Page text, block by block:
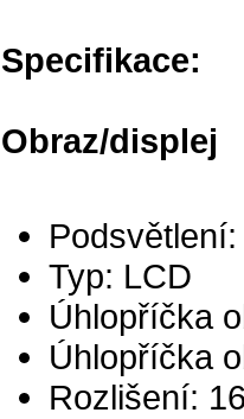
Specifikace:
Obraz/displej
Podsvětlení:
Typ: LCD
Úhlopříčka
Úhlopříčka
Rozlišení: